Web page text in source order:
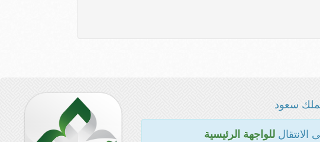
سعود
الانتقالللواجهة الرئيسية